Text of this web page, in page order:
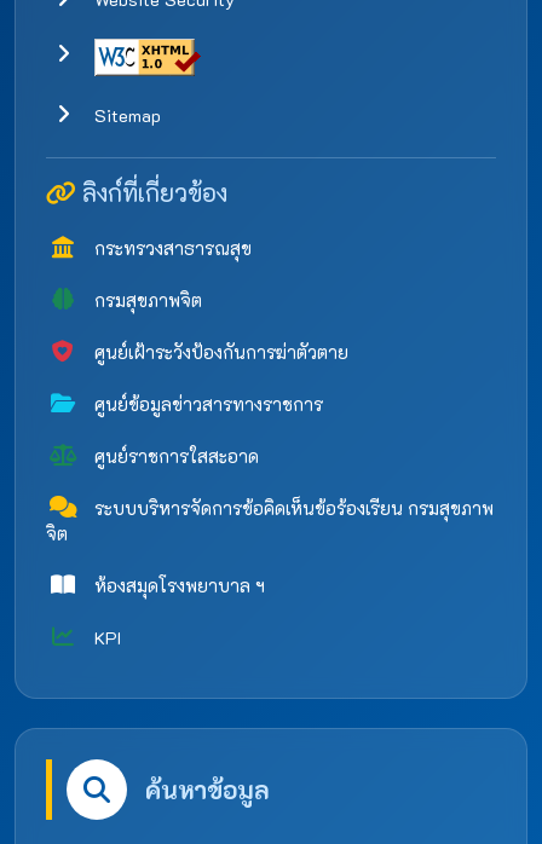
Sitemap
ลิงก์ที่เกี่ยวข้อง
กระทรวงสาธารณสุข
กรมสุขภาพจิต
ศูนย์เฝ้าระวังป้องกันการฆ่าตัวตาย
ศูนย์ข้อมูลข่าวสารทางราชการ
ศูนย์ราชการใสสะอาด
ระบบบริหารจัดการข้อคิดเห็นข้อร้องเรียน กรมสุขภาพ
จิต
ห้องสมุดโรงพยาบาล ฯ
KPI
ค้นหาข้อมูล